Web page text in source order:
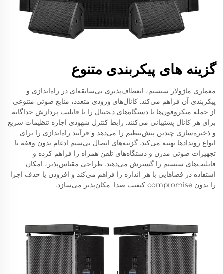
گزینه های پیکربندی متنوع
معماری ماژولار سیستم، انعطاف‌پذیری بی‌سابقه‌ای در راه‌اندازی و
پیکربندی آن فراهم می‌کند. کانال‌های ورودی متعدد، منابع صوتی متنوعی
از جمله میکروفون‌ها تا دستگاه‌های دیجیتال را با قابلیت پردازش جداگانه
برای هر کانال پشتیبانی می‌کنند. رابط کنترل شهودی اجازه تنظیمات سریع
و ذخیره‌سازی چندین پیش‌تنظیم را می‌دهد و فرآیند راه‌اندازی را برای
انواع رویدادها بهینه می‌کند. گزینه‌های اتصال بی‌سیم ادغام بدون وقفه با
تجهیزات صوتی مدرن و دستگاه‌های تلفن همراه را فراهم کرده و
قابلیت‌های سیستم را گسترش می‌دهند. طراحی مقیاس‌پذیر، امکان
استفاده در فضاهایی با هر اندازه را فراهم می‌کند و افزودن یا حذف اجزا
را بدون compromise کیفیت صدا امکان‌پذیر می‌سازد.